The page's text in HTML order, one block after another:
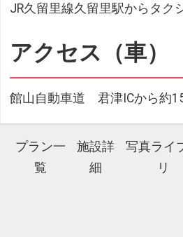
JR久留里線久留里駅からタク
アクセス（車）
館山自動車道 君津ICから約15
プラン一
覧
施設詳
細
写真ライ
リ